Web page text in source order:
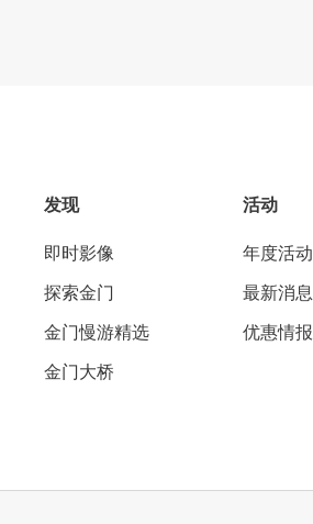
发现
即时影像
探索金门
金门慢游精选
金门大桥
活动
年度活动
最新消息
优惠情报